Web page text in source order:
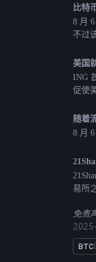
比特
8 月
不过
美国
ING
促使
随着
8 月
易所
免责
BTC